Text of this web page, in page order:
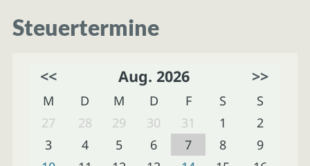
Steuertermine
<< Aug. 2026 >>
M D M D F S
S
27
28 29 30 31 1
2
3
4 5 6 7 8
9